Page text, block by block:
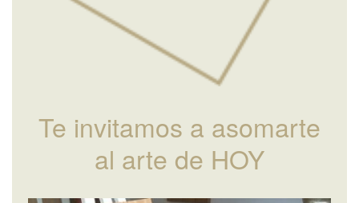
Te invitamos a asomarte
al arte de HOY